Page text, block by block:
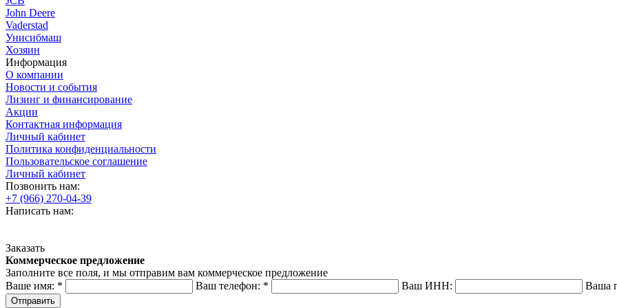
John Deere
Vaderstad
Унисибмаш
Хозяин
Информация
О компании
Новости и события
Лизинг и финансирование
Акции
Контактная информация
Личный кабинет
Политика конфиденциальности
Пользовательское соглашение
Личный кабинет
Позвонить нам:
+7 (966) 270-04-39
Написать нам:
Заказать
Коммерческое предложение
Заполните все поля, и мы отправим вам коммерческое предложение
Ваше имя: * Ваш телефон: * Ваш ИНН: Ваша